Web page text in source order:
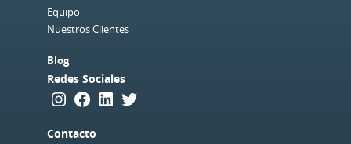
Equipo
Nuestros Clientes
Blog
Redes Sociales
Instagram Facebook LinkedIn Twitter
Contacto